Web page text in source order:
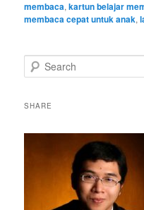
membaca,kartun belajar
membaca cepat untuk anak,
e
rSHARE